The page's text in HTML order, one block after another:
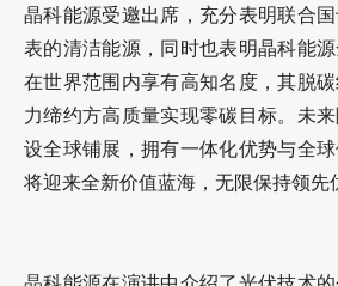
晶科能源受邀出席，充分表明联合
表的清洁能源，同时也表明晶科能
在世界范围内享有高知名度，其脱
力缔约方高质量实现零碳目标。未
设全球铺展，拥有一体化优势与全
将迎来全新价值蓝海，无限保持领先